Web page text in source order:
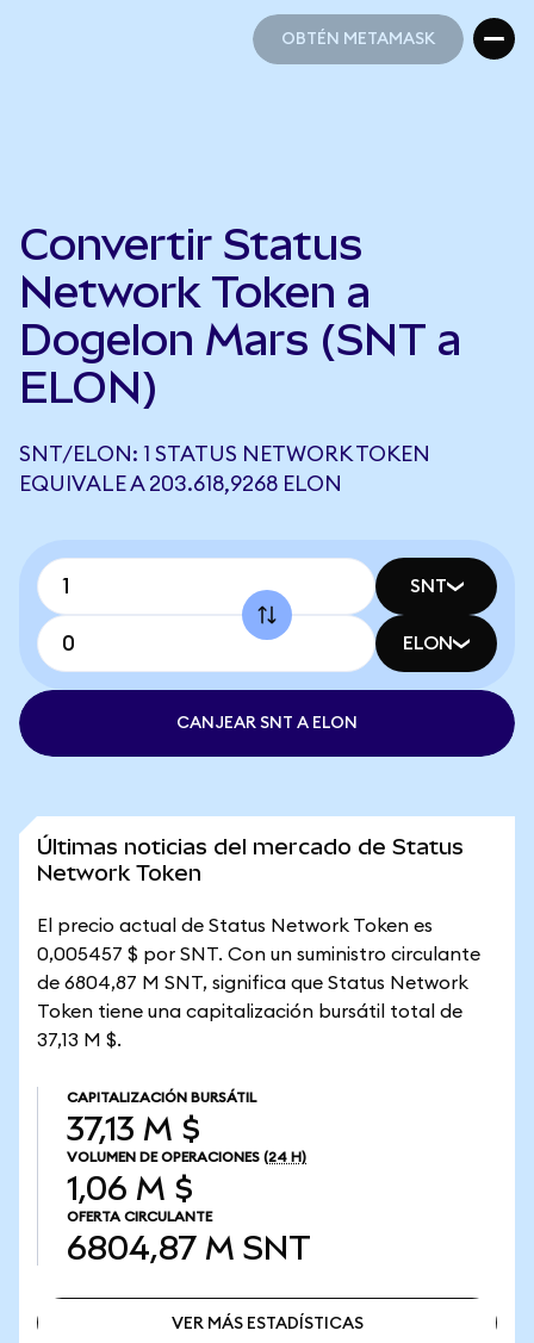
OBTÉN METAMASK
Convertir Status
Network Token a
Dogelon Mars (SNT a
ELON)
SNT/ELON: 1 STATUS NETWORK TOKEN
EQUIVALE A 203.618,9268 ELON
SNT
ELON
CANJEAR SNT A ELON
Últimas noticias del mercado de Status
Network Token
El precio actual de Status Network Token es
0,005457 $ por SNT. Con un suministro circulante
de 6804,87 M SNT, significa que Status Network
Token tiene una capitalización bursátil total de
37,13 M $.
CAPITALIZACIÓN BURSÁTIL
37,13 M $
VOLUMEN DE OPERACIONES (24 H)
1,06 M $
OFERTA CIRCULANTE
6804,87 M SNT
VER MÁS ESTADÍSTICAS